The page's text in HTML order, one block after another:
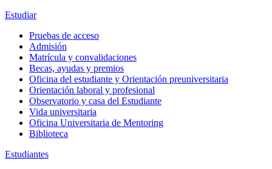
Estudiar
Pruebas de acceso
Admisión
Matrícula y convalidaciones
Becas, ayudas y premios
Oficina del estudiante y Orientación preuniversitaria
Orientación laboral y profesional
Observatorio y casa del Estudiante
Vida universitaria
Oficina Universitaria de Mentoring
Biblioteca
Estudiantes